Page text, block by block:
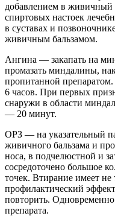
добавлением в живичный
спиртовых настоек
в суставах и
живичным бальзамом.
Ангина — закапать на
промазать миндалины,
пропитанной
6 часов. При первых
снаружи в области
— 20 минут.
ОРЗ — на указательный
живичного бальзама и
носа, в подчелюстной и
сосредоточено большое
точек. Втирание имеет
профилактический
повторить.
препарата.